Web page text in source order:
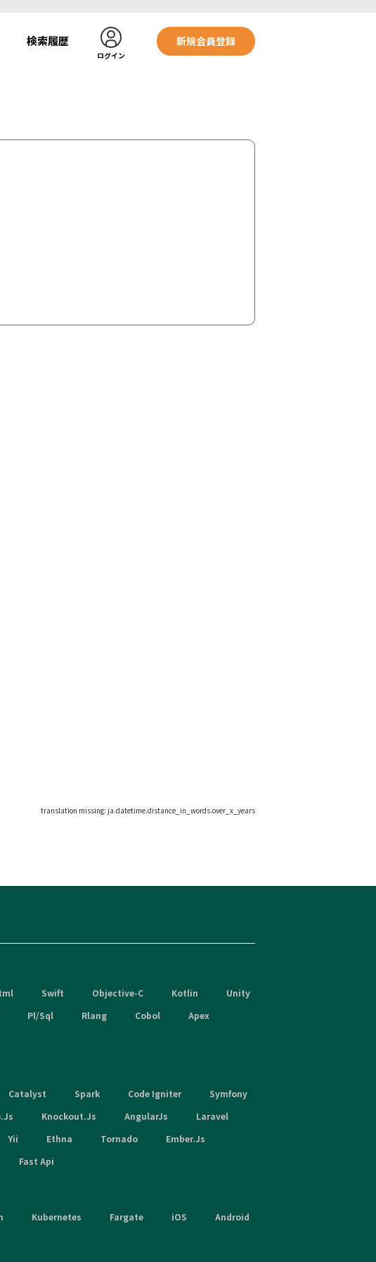
検索履歴
ログイン
新規会員登録
translation missing: ja.datetime.distance_in_words.over_x_years
Swift Objective-C Kotlin
Unity
Pl/Sql Rlang Cobol
Apex
Catalyst Spark Code Igniter
Symfony
Knockout.Js AngularJs
Laravel
Yii Ethna Tornado
Ember.Js
Fast Api
Kubernetes Fargate iOS Android